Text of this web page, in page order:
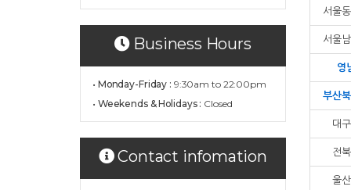
Business Hours
• Monday-Friday : 9:30am to 22:00pm
• Weekends & Holidays : Closed
Contact infomation
서울
서울
영
부산
대
전
울